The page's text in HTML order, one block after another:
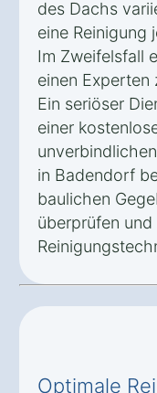
des Dachs
eine Reinigung
Im Zweifelsfall
einen Experten
Ein seriöser
einer
in Badendorf
baulichen
überprüfen
Optimale